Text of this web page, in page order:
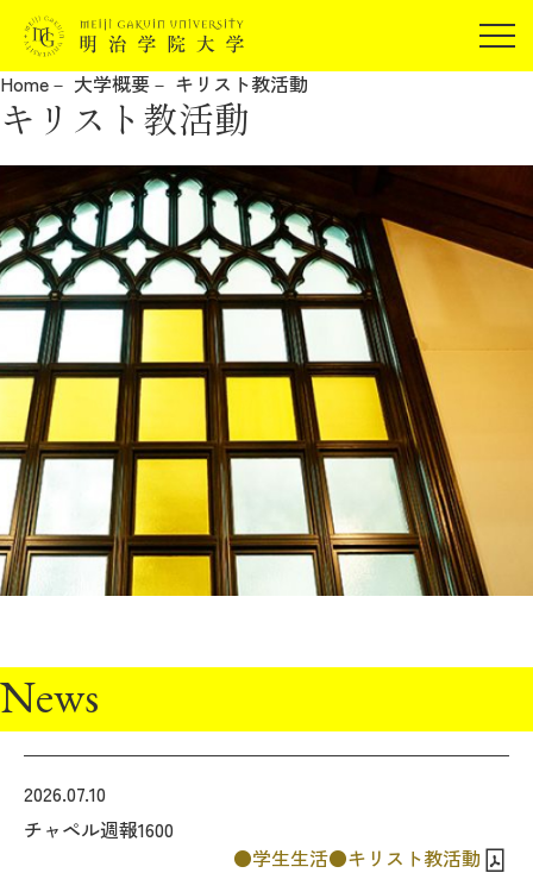
在学生の方
保証人の方
企業・研究者の方
地域・一般の方
報道関係の方
受験生の方
在学生の方
卒業生の方
保証人の方
企業・研究者の方
地域・一般の方
報道関係の方
明治学院大学について
教育
研究
留学・国際交流
キャリア
ボランティア
Home 大学概要 キリスト教活動
キリスト教活動
News
2026.07.10
学生生活 キリスト教活動
チャペル週報1600